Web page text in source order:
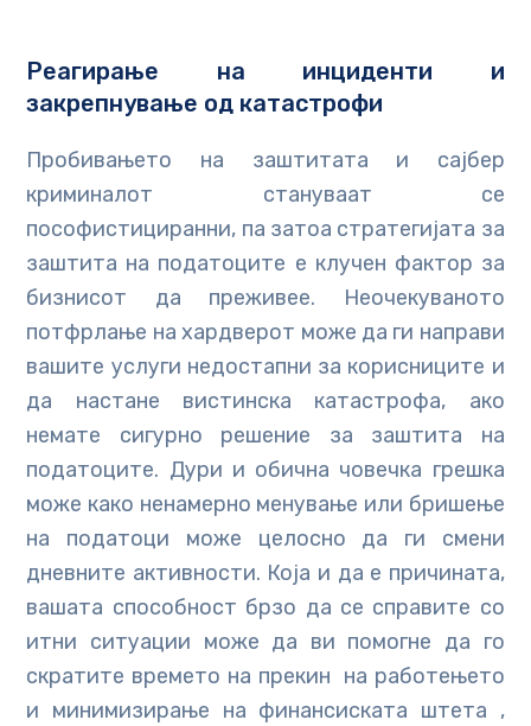
Реагирање на инциденти и
закрепнување од катастрофи
Пробивањето на заштитата и сајбер
криминалот стануваат се
пософистициранни, па затоа стратегијата за
заштита на податоците е клучен фактор за
бизнисот да преживее. Неочекуваното
потфрлање на хардверот може да ги направи
вашите услуги недостапни за корисниците и
да настане вистинска катастрофа, ако
немате сигурно решение за заштита на
податоците. Дури и обична човечка грешка
може како ненамерно менување или бришење
на податоци може целосно да ги смени
дневните активности. Која и да е причината,
вашата способност брзо да се справите со
итни ситуации може да ви помогне да го
скратите времето на прекин на работењето
и минимизирање на финансиската штета ,